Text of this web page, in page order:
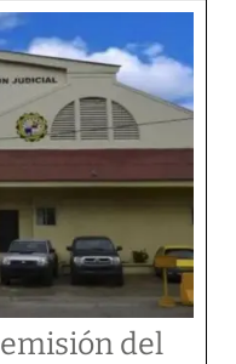
del